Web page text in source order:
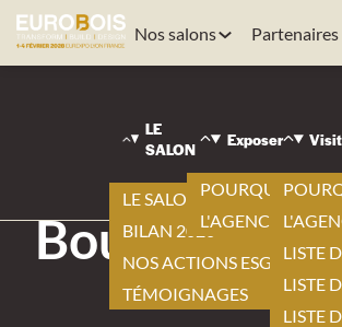
Nos salons Partenaires
LISTE DES EXPOSANTS
Bouton ETS
LE
SALON
LE SALON 2026
BILAN 2026
NOS ACTIONS ESG
TÉMOIGNAGES
Exposer
POURQUOI
L'AGENCEMENT
LISTE
LISTE
LISTE